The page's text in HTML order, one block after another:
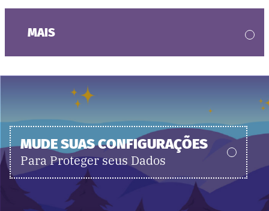
MAIS
MUDE SUAS CONFIGURAÇÕES
Para Proteger seus Dados